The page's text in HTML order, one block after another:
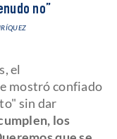
no”
el
mostró confiado
sin dar
los